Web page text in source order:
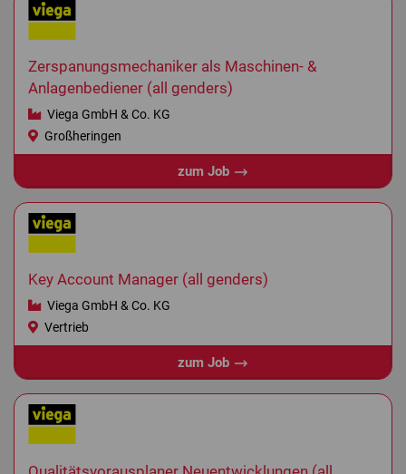
Zerspanungsmechaniker als Maschinen- &
Anlagenbediener (all genders)
Viega GmbH & Co. KG
Großheringen
zum Job
Key Account Manager (all genders)
Viega GmbH & Co. KG
Vertrieb
zum Job